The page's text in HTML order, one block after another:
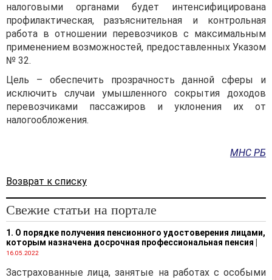
налоговыми органами будет интенсифицирована
профилактическая, разъяснительная и контрольная
работа в отношении перевозчиков с максимальным
применением возможностей, предоставленных Указом
№ 32.
Цель – обеспечить прозрачность данной сферы и
исключить случаи умышленного сокрытия доходов
перевозчиками пассажиров и уклонения их от
налогообложения.
МНС РБ
Возврат к списку
Свежие статьи на портале
1. О порядке получения пенсионного удостоверения лицами,
которым назначена досрочная профессиональная пенсия |
16.05.2022
Застрахованные лица, занятые на работах с особыми